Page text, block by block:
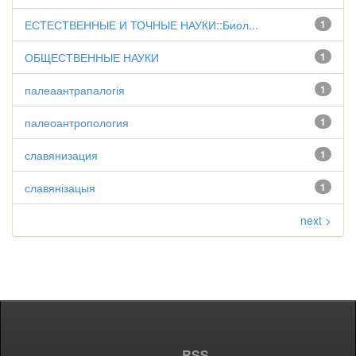
1
ЕСТЕСТВЕННЫЕ И ТОЧНЫЕ НАУКИ::Биол...
1
ОБЩЕСТВЕННЫЕ НАУКИ
1
палеаантрапалогія
1
палеоантропология
1
славянизация
1
славянізацыя
next >